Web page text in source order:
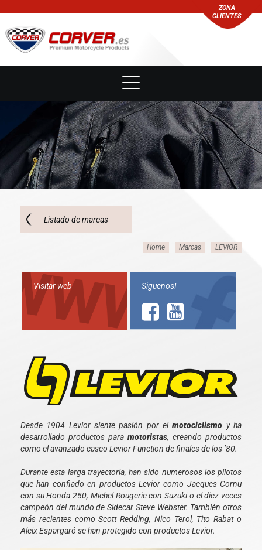
ZONA
CLIENTES
Listado de marcas
Home Marcas LEVIOR
Visitar web Siguenos!
Desde 1904 Levior siente pasión por elmotociclismo y ha
desarrollado productos para motoristas, creando productos
como el avanzado casco Levior Function de finales de los ’80.
Durante esta larga trayectoria, han sido numerosos los pilotos
que han confiado en productos Levior como Jacques Cornu
con su Honda 250, Michel Rougerie con Suzuki o el diez veces
campeón del mundo de Sidecar Steve Webster. También otros
más recientes como Scott Redding, Nico Terol, Tito Rabat o
Aleix Espargaró se han protegido con productos Levior.